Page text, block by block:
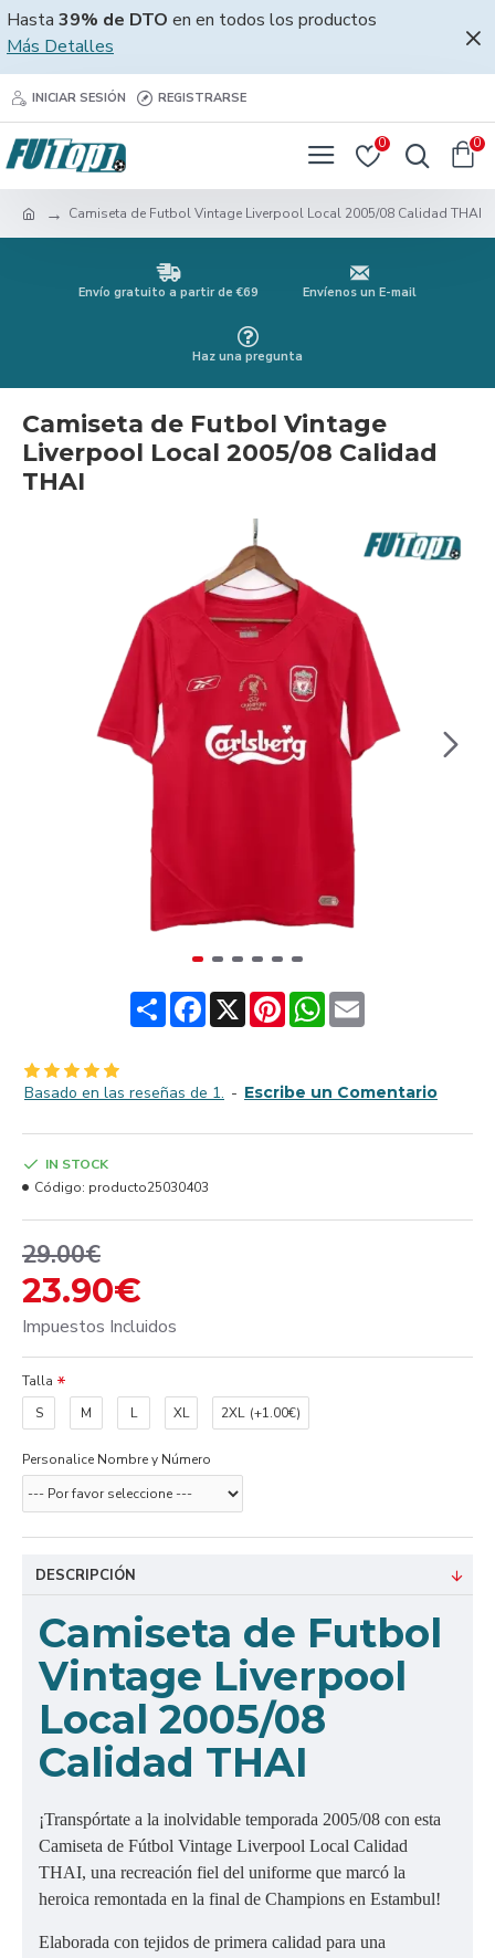
Hasta 39% de DTO en en todos los productos
Más Detalles
INICIAR SESIÓN REGISTRARSE
0 0
Camiseta de Futbol Vintage Liverpool Local 2005/08 Calidad THAI
Envío gratuito a partir de €69 Envíenos un E-mail
Haz una pregunta
Camiseta de Futbol Vintage
Liverpool Local 2005/08 Calidad
THAI
ShareFacebook
X PinterestWhatsApp
Email
Basado en las reseñas de 1. - Escribe un Comentario
23.90€
29.00€
Impuestos Incluidos
IN STOCK
Código: producto25030403
Talla
S
M L XL 2XL (+1.00€)
Personalice Nombre y Número
DESCRIPCIÓN
Camiseta de Futbol
Vintage Liverpool
Local 2005/08
Calidad THAI
¡Transpórtate a la inolvidable temporada 2005/08 con esta
Camiseta de Fútbol Vintage Liverpool Local Calidad
THAI, una recreación fiel del uniforme que marcó la
heroica remontada en la final de Champions en Estambul!
Elaborada con tejidos de primera calidad para una